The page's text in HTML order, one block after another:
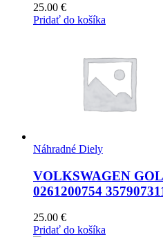
25.00 €
Pridať do košíka
Náhradné Diely
VOLKSWAGEN
0261200754
25.00 €
Pridať do košíka